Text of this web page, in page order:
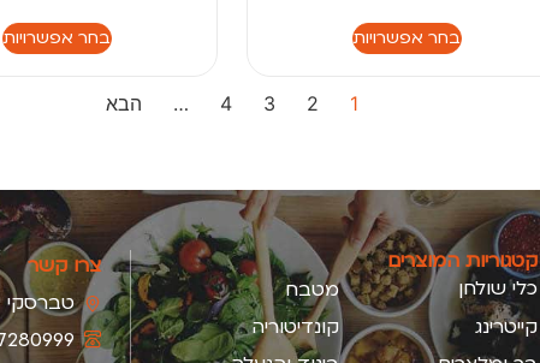
בחר אפשרויות בחר אפשרויות
1
2
3
4
… הבא
קטגוריות המוצרים
כלי שולחן
מטבח
קייטרינג
קונדיטוריה
צרו קשר
טברסקי 9, תל-אביב